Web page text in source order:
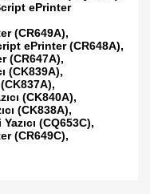
ePrinter
(CR649A),
ePrinter (CR648A),
(CR647A),
(CK839A),
(CK840A),
(CK838A),
(CQ653C),
(CR649C),